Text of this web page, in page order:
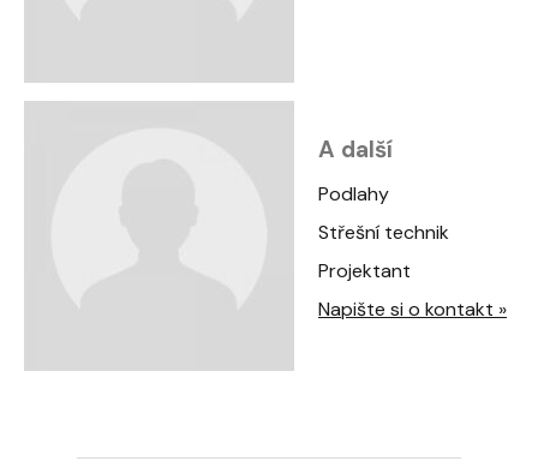
A další
Podlahy
Střešní technik
Projektant
Napište si o kontakt »